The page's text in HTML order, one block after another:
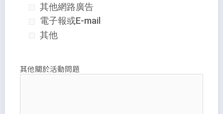
其他網路廣告
電子報或E-mail
其他
其他關於活動問題